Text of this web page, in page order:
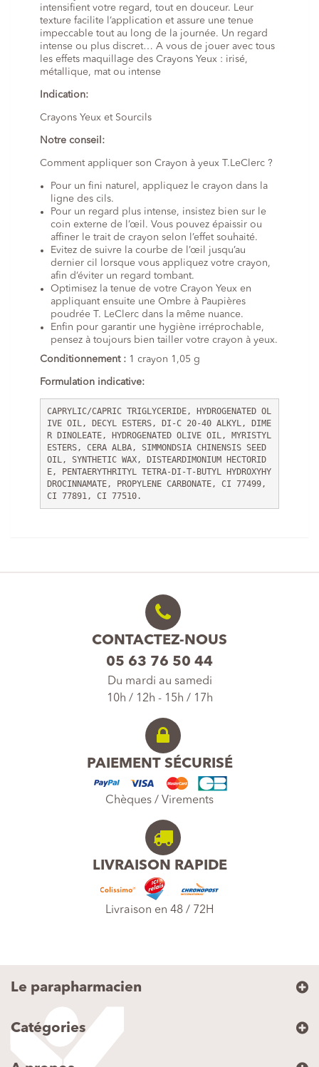
intensifient votre regard, tout en douceur. Leur
texture facilite l’application et assure une tenue
impeccable tout au long de la journée. Un regard
intense ou plus discret… A vous de jouer avec tous
les effets maquillage des Crayons Yeux : irisé,
métallique, mat ou intense
Indication:
Crayons Yeux et Sourcils
Notre conseil:
Comment appliquer son Crayon à yeux T.LeClerc ?
Pour un fini naturel, appliquez le crayon dans la
ligne des cils.
Pour un regard plus intense, insistez bien sur le
coin externe de l’œil. Vous pouvez épaissir ou
affiner le trait de crayon selon l’effet souhaité.
Evitez de suivre la courbe de l’œil jusqu’au
dernier cil lorsque vous appliquez votre crayon,
afin d’éviter un regard tombant.
Optimisez la tenue de votre Crayon Yeux en
appliquant ensuite une Ombre à Paupières
poudrée T. LeClerc dans la même nuance.
Enfin pour garantir une hygiène irréprochable,
pensez à toujours bien tailler votre crayon à yeux.
Conditionnement : 1 crayon 1,05 g
Formulation indicative:
CAPRYLIC/CAPRIC TRIGLYCERIDE, HYDROGENATED OL
IVE OIL, DECYL ESTERS, DI-C 20-40 ALKYL, DIME
R DINOLEATE, HYDROGENATED OLIVE OIL, MYRISTYL
ESTERS, CERA ALBA, SIMMONDSIA CHINENSIS SEED
OIL, SYNTHETIC WAX, DISTEARDIMONIUM HECTORID
E, PENTAERYTHRITYL TETRA-DI-T-BUTYL HYDROXYHY
DROCINNAMATE, PROPYLENE CARBONATE, CI 77499,
CI 77891, CI 77510.
CONTACTEZ-NOUS
05 63 76 50 44
Du mardi au samedi
10h / 12h - 15h / 17h
PAIEMENT SÉCURISÉ
Chèques / Virements
LIVRAISON RAPIDE
Livraison en 48 / 72H
Le parapharmacien
Catégories